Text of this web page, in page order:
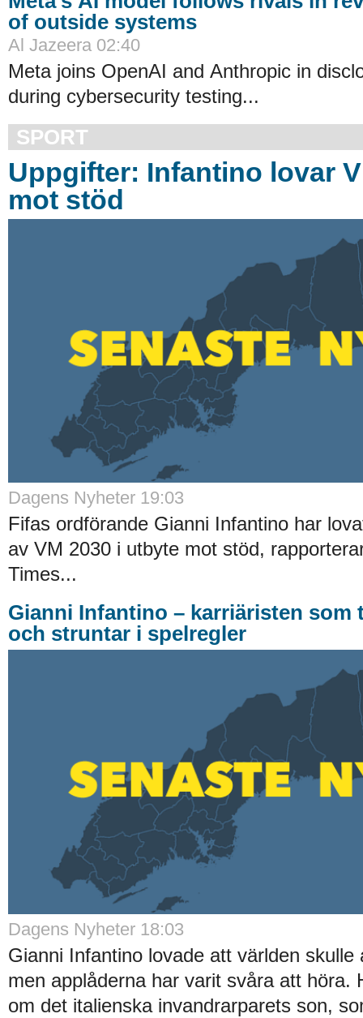
of outside systems
Al Jazeera 02:40
Meta joins OpenAI and Anthropic in
during cybersecurity testing...
SPORT
Uppgifter: Infantino lovar
mot stöd
Dagens Nyheter 19:03
Fifas ordförande Gianni Infantino har
av VM 2030 i utbyte mot stöd,
Times...
Gianni Infantino – karriäristen som
och struntar i spelregler
Dagens Nyheter 18:03
Gianni Infantino lovade att världen skulle
men applåderna har varit svåra att höra.
om det italienska invandrarparets son,